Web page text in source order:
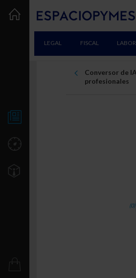
LEGAL FISCAL
Conversor de
profesionales
(0)